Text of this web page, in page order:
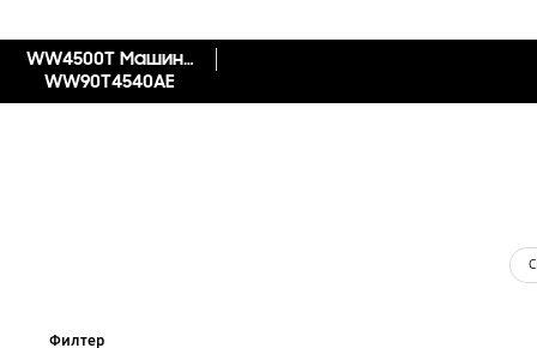
WW4500T Машина за перење алишта со предно полнење, Add Wash™, Хигиенска пареа, Drum Clean
WW90T4540AE
Филтер